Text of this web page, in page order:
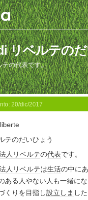
リベルテの
テの代表です。
20/dic/2017
テのだいひょう
人 リベルテの代表です。
人 リベルテは生活の中に
ある人やない人も一緒に
くりを目指し設立 しま した